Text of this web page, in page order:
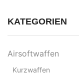
KATEGORIEN
Airsoftwaffen
Kurzwaffen